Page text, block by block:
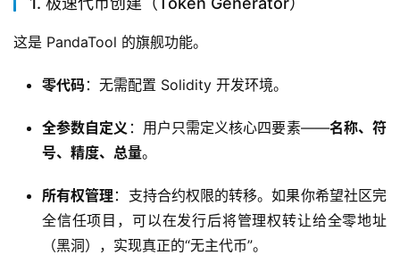
这是 PandaTool 的旗舰功能。
零代码：无需配置 Solidity 开发环境。
全参数自定义 ：用户只需定义核心四要素——名称、符
号、精度、总量。
所有权管理 ：支持合约权限的转移。如果你希望社区完
全信任项目，可以在发行后将管理权转让给全零地址
（黑洞），实现真正的“无主代币”。